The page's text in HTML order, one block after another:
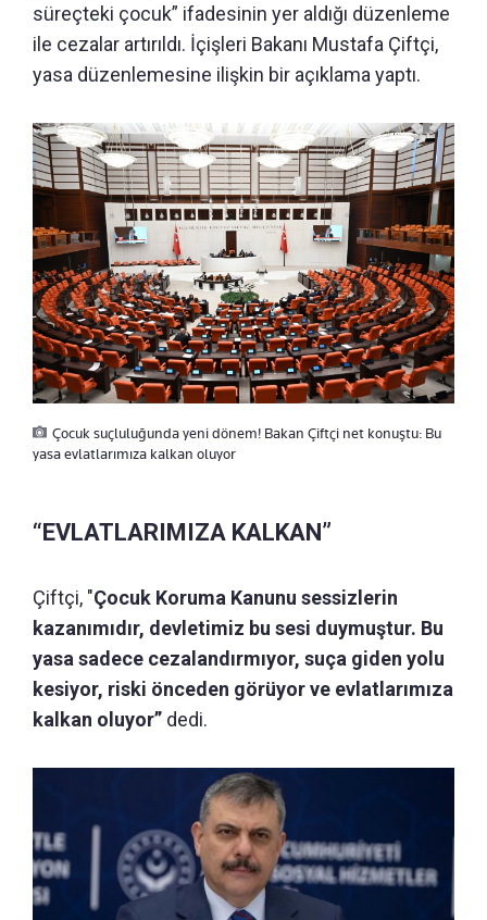
süreçteki çocuk” ifadesinin yer aldığı düzenleme
ile cezalar artırıldı. İçişleri Bakanı Mustafa Çiftçi,
yasa düzenlemesine ilişkin bir açıklama yaptı.
Çocuk suçluluğunda yeni dönem! Bakan Çiftçi net konuştu: Bu
yasa evlatlarımıza kalkan oluyor
“EVLATLARIMIZA KALKAN”
Çiftçi, "Çocuk Koruma Kanunu sessizlerin
kazanımıdır, devletimiz bu sesi duymuştur. Bu
yasa sadece cezalandırmıyor, suça giden yolu
kesiyor, riski önceden görüyor ve evlatlarımıza
kalkan oluyor” dedi.